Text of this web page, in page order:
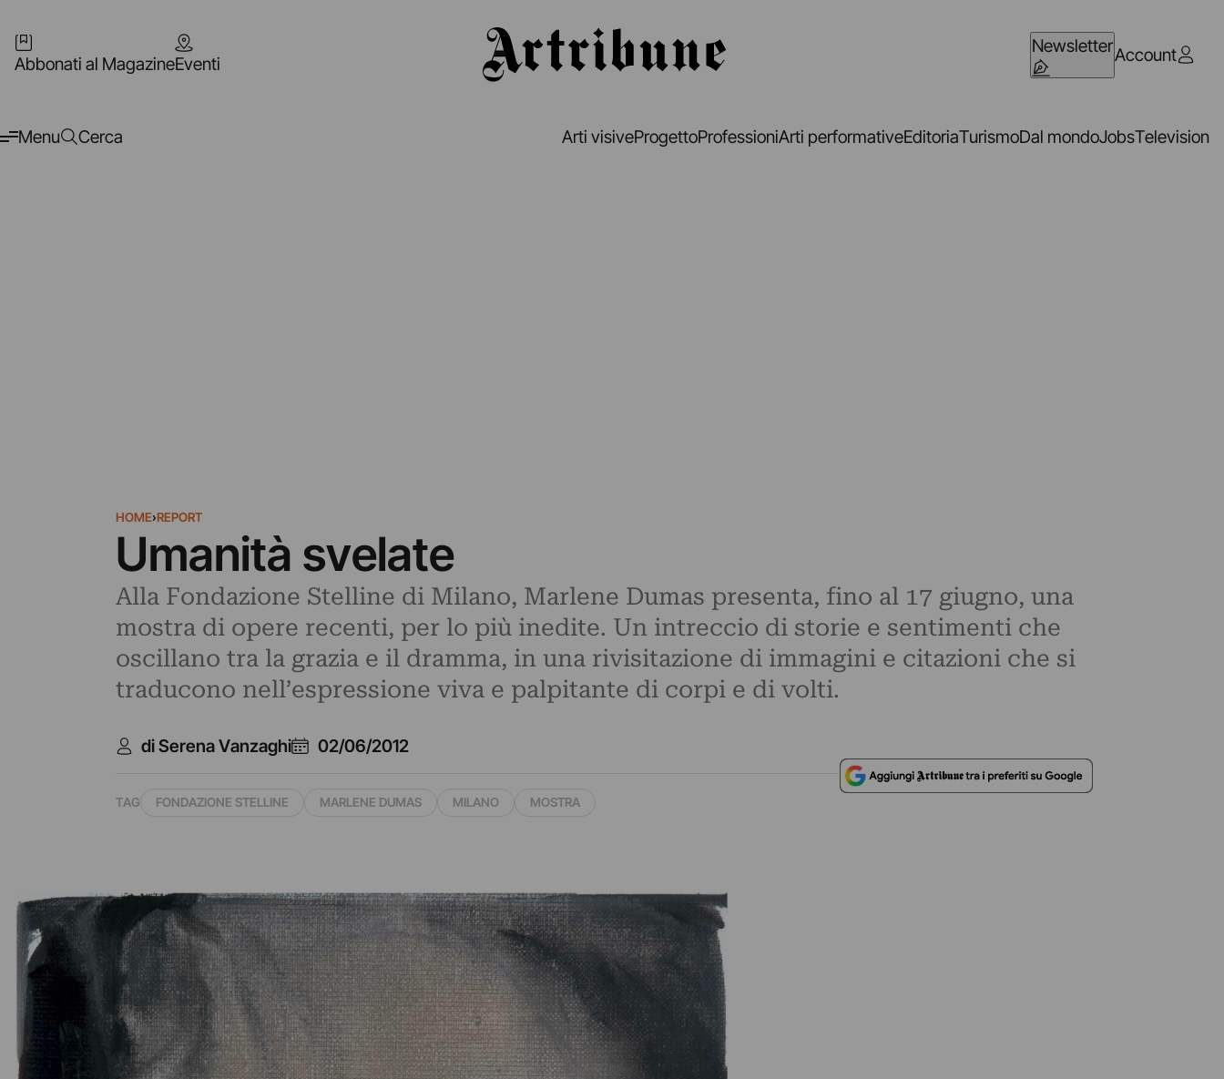
Abbonati al MagazineEventi
NewsletterAccount
Menu Cerca Arti visiveProgettoProfessioniArti performativeEditoriaTurismoDal mondoJobsTelevision
HOME›REPORT
Umanità svelate
Alla Fondazione Stelline di Milano, Marlene Dumas presenta, fino al 17 giugno, una
mostra di opere recenti, per lo più inedite. Un intreccio di storie e sentimenti che
oscillano tra la grazia e il dramma, in una rivisitazione di immagini e citazioni che si
traducono nell’espressione viva e palpitante di corpi e di volti.
di Serena Vanzaghi 02/06/2012
TAG FONDAZIONE STELLINE MARLENE DUMAS MILANO MOSTRA